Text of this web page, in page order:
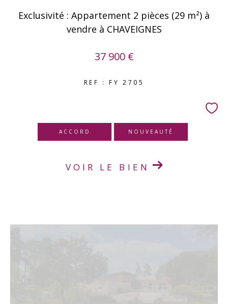
Exclusivité : Appartement 2 pièces (29 m²) à
vendre à CHAVEIGNES
37 900 €
REF : FY 2705
ACCORD NOUVEAUTÉ
VOIR LE BIEN